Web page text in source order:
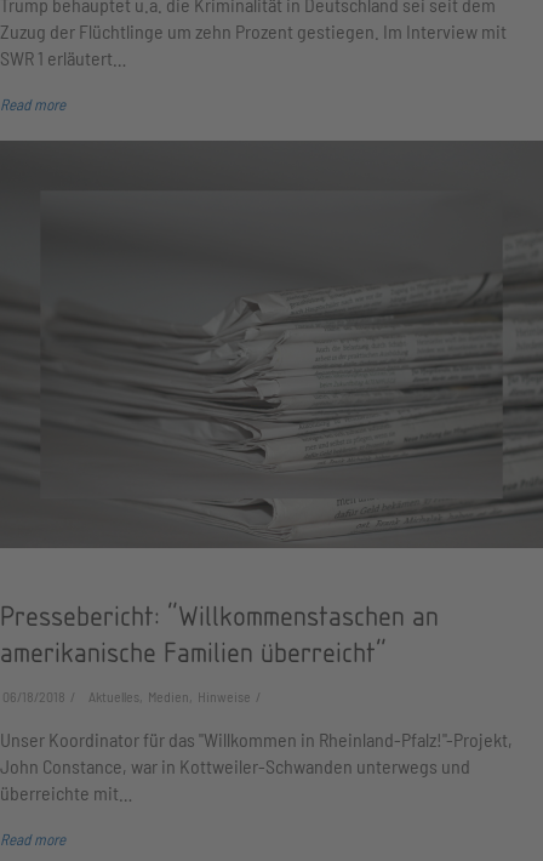
Zuzug der Flüchtlinge um zehn Prozent gestiegen. Im Interview mit
SWR 1 erläutert…
Read more
Pressebericht: "Willkommenstaschen an
amerikanische Familien überreicht"
06/18/2018 Aktuelles, Medien, Hinweise
Unser Koordinator für das "Willkommen in Rheinland-Pfalz!"-Projekt,
John Constance, war in Kottweiler-Schwanden unterwegs und
überreichte mit…
Read more